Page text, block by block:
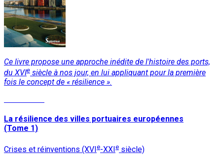
Ce livre propose une approche inédite de l'histoire des ports,
du XVIe siècle à nos jour, en lui appliquant pour la première
fois le concept de « résilience ».
La résilience des villes portuaires européennes
(Tome 1)
Crises et réinventions (XVI e-XXI e siècle)